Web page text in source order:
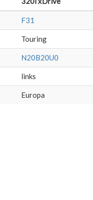
F31
Touring
N20B20U0
links
Europa